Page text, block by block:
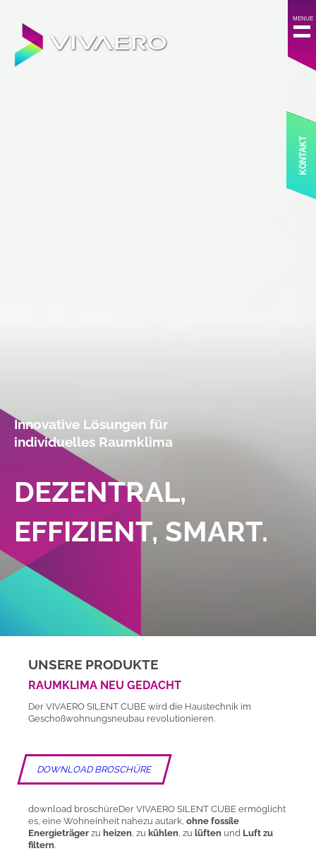
KONTAKT
Innovative Lösungen für
individuelles Raumklima
DEZENTRAL,
EFFIZIENT, SMART.
UNSERE PRODUKTE
RAUMKLIMA NEU GEDACHT
Der VIVAERO SILENT CUBE wird die Haustechnik im
Geschoßwohnungsneubau revolutionieren.
DOWNLOAD BROSCHÜRE
download broschüreDer VIVAERO SILENT CUBE ermöglicht
es, eine Wohneinheit nahezu autark, ohne fossile
Energieträger zu heizen , zu kühlen , zu lüften und Luft zu
filtern.